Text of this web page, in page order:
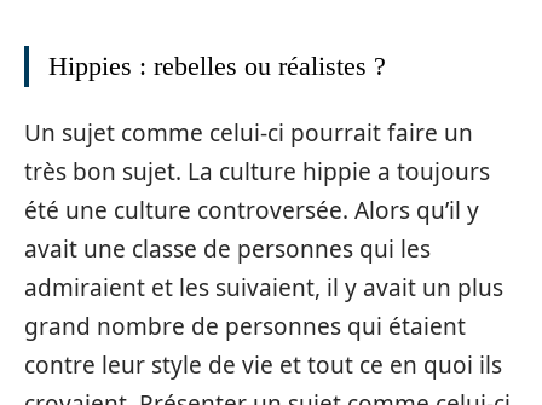
Hippies : rebelles ou réalistes ?
Un sujet comme celui-ci pourrait faire un
très bon sujet. La culture hippie a toujours
été une culture controversée. Alors qu’il y
avait une classe de personnes qui les
admiraient et les suivaient, il y avait un plus
grand nombre de personnes qui étaient
contre leur style de vie et tout ce en quoi ils